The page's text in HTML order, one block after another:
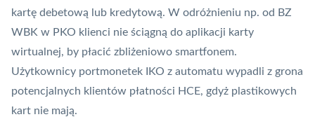
kartę debetową lub kredytową. W odróżnieniu np. od BZ
WBK w PKO klienci nie ściągną do aplikacji karty
wirtualnej, by płacić zbliżeniowo smartfonem.
Użytkownicy portmonetek IKO z automatu wypadli z grona
potencjalnych klientów płatności HCE, gdyż plastikowych
kart nie mają.